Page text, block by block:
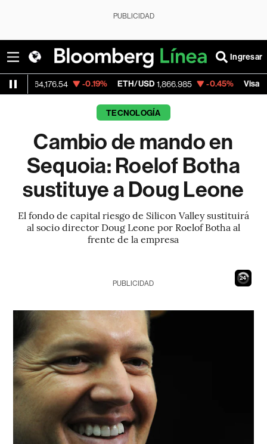
PUBLICIDAD
Ingresar
-0.19% ETH/USD 1,866.985 -0.45% Visa 369.59
TECNOLOGÍA
Cambio de mando en
Sequoia: Roelof Botha
sustituye a Doug Leone
El fondo de capital riesgo de Silicon Valley sustituirá
al socio director Doug Leone por Roelof Botha al
frente de la empresa
23
PUBLICIDAD